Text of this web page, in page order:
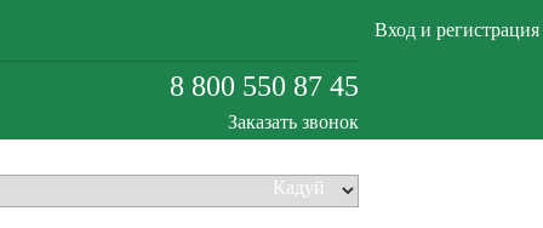
Кадуй
Вход и регистрация
8 800 550 87 45
Заказать звонок